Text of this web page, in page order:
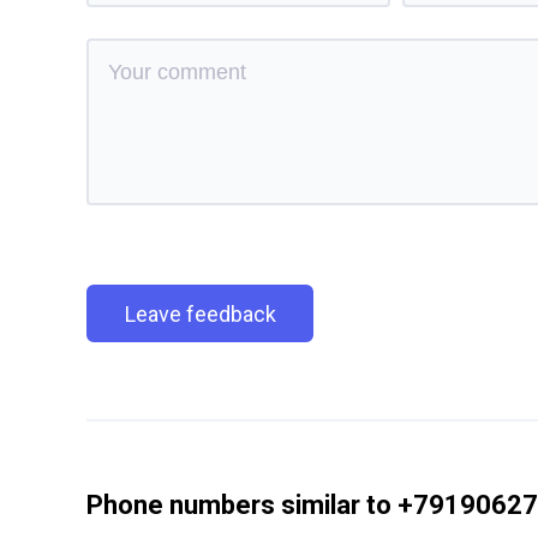
Leave feedback
Phone numbers similar to